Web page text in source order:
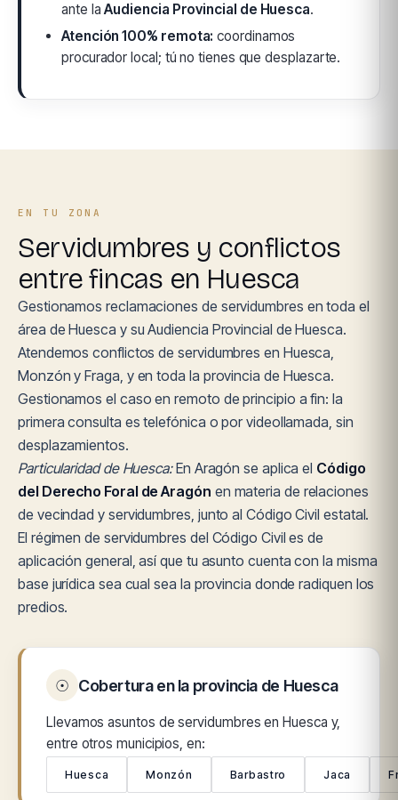
ante laAudiencia Provincial de Huesca.
Atención 100% remota: coordinamos
procurador local; tú no tienes que desplazarte.
EN TU ZONA
Servidumbres y conflictos
entre fincas en Huesca
Gestionamos reclamaciones de servidumbres en toda el
área de Huesca y su Audiencia Provincial de Huesca.
Atendemos conflictos de servidumbres en Huesca,
Monzón y Fraga, y en toda la provincia de Huesca.
Gestionamos el caso en remoto de principio a fin: la
primera consulta es telefónica o por videollamada, sin
desplazamientos.
Particularidad de Huesca:En Aragón se aplica el Código
del Derecho Foral de Aragón en materia de relaciones
de vecindad y servidumbres, junto al Código Civil estatal.
El régimen de servidumbres del Código Civil es de
aplicación general, así que tu asunto cuenta con la misma
base jurídica sea cual sea la provincia donde radiquen los
predios.
☉ Cobertura en la provincia de Huesca
Llevamos asuntos de servidumbres en Huesca y,
entre otros municipios, en:
Huesca Monzón Barbastro Jaca